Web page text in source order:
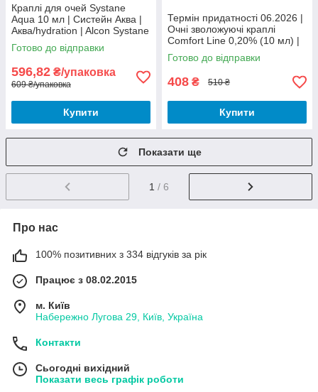
Краплі для очей Systane
Aqua 10 мл | Систейн Аква |
Аква/hydration | Alcon Systane
Aqua
Готово до відправки
596,82 ₴/упаковка
609 ₴/упаковка
Купити
Термін придатності 06.2026 |
Очні зволожуючі краплі
Comfort Line 0,20% (10 мл) |
Краплі для очей Comfort Line
гіалуронат натрію |
Готово до відправки
408 ₴ 510 ₴
Купити
Показати ще
1 / 6
Про нас
100% позитивних з 334 відгуків за рік
Працює з 08.02.2015
м. Київ
Набережно Лугова 29, Київ, Україна
Контакти
Сьогодні вихідний
Показати весь графік роботи